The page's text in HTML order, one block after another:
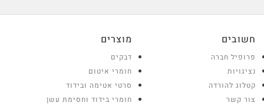
חשובים
פרופיל חברה
נציגויות
קטלוג להורדה
צור קשר
מוצרים
דבקים
חומרי איטום
סרטי אטימה ובידוד
חומרי בידוד וחסימת עשן